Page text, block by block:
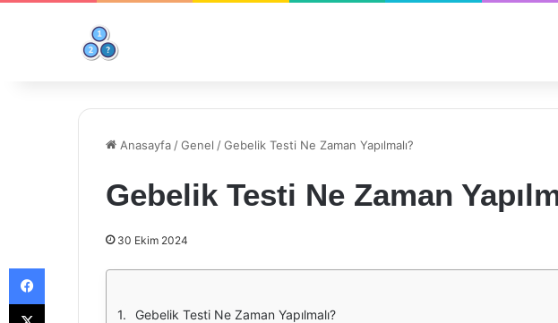
Anasayfa /Genel /Gebelik Testi Ne Zaman Yapılmalı?
Gebelik Testi Ne Zaman
30 Ekim 2024
Gebelik Testi Ne Zaman Yapılmalı?
Facebook
X